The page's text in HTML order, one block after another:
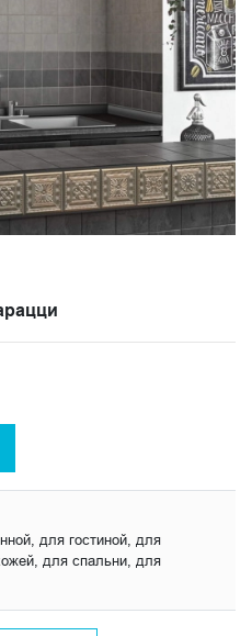
для гостиной, для
для спальни, для